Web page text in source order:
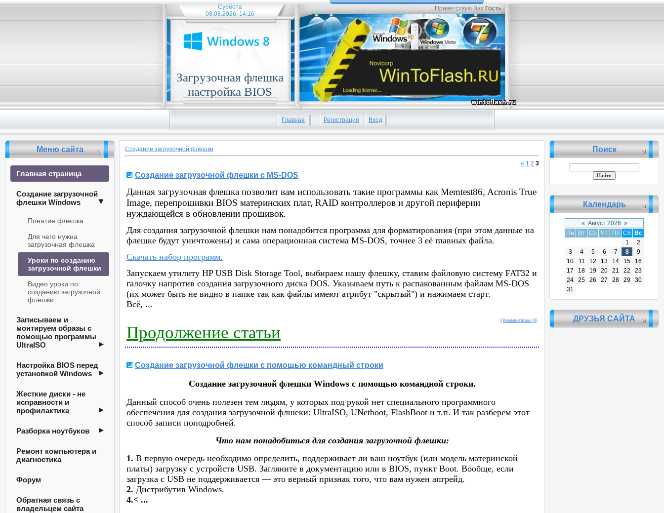
Суббота
08.08.2026, 14:16
Загрузочная флешка
настройка BIOS
Приветствую Вас Гость
Главная Регистрация Вход
Меню сайта
Главная страница
Создание загрузочной
флешки Windows
Понятие флешка
Для чего нужна
загрузочная флешка
Уроки по созданию
загрузочной флешки
Видео уроки по
созданию загрузочной
флешки
Записываем и
монтируем образы с
помощью программы
UltraISO
Настройка BIOS перед
установкой Windows
Жесткие диски - не
исправности и
профилактика
Разборка ноутбуков
Ремонт компьютера и
диагностика
Форум
Обратная связь с
владельцем сайта
Создание загрузочной флешки
« 1 2 3
Создание загрузочной флешки с MS-DOS
Данная загрузочная флешка позволит вам использовать такие программы как Memtest86, Acronis True
Image, перепрошивки BIOS материнских плат, RAID контроллеров и другой периферии
нуждающейся в обновлении прошивок.
Для создания загрузочной флешки нам понадобится программа для форматирования (при этом данные на
флешке будут уничтожены) и сама операционная система MS-DOS, точнее 3 её главных файла.
Скачать набор программ.
Запускаем утилиту HP USB Disk Storage Tool, выбираем нашу флешку, ставим файловую систему FAT32 и
галочку напротив создания загрузочного диска DOS. Указываем путь к распакованным файлам MS-DOS
(их может быть не видно в папке так как файлы имеют атрибут "скрытый") и нажимаем старт.
Всё, ...
Комментарии (0)
Продолжение статьи
Создание загрузочной флешки с помощью командный строки
Создание загрузочной флешки Windows с помощью командной строки.
Данный способ очень полезен тем людям, у которых под рукой нет специального программного
обеспечения для создания загрузочной флшеки: UltraISO, UNetboot, FlashBoot и т.п. И так разберем этот
способ записи поподробней.
Что нам понадобиться для создания загрузочной флешки:
1. В первую очередь необходимо определить, поддерживает ли ваш ноутбук (или модель материнской
платы) загрузку с устройств USB. Загляните в документацию или в BIOS, пункт Boot. Вообще, если
загрузка с USB не поддерживается — это верный признак того, что вам нужен апгрейд.
2. Дистрибутив Windows.
4.< ...
Поиск
Календарь
« Август 2026 »
Пн
Вт Ср Чт Пт Сб
Вс
1
2
3
4 5 6 7 8
9
10
11 12 13 14 15
16
17
18 19 20 21 22
23
24
25 26 27 28 29
30
31
ДРУЗЬЯ САЙТА